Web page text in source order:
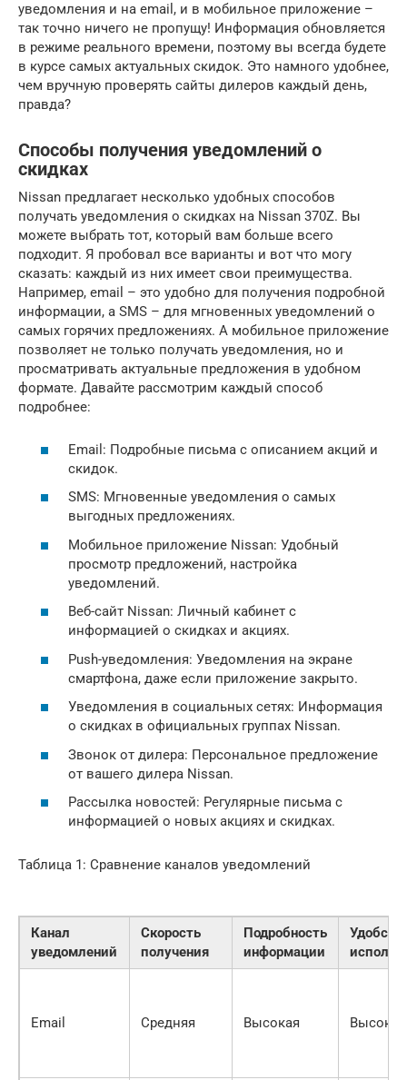
уведомления и на email, и в мобильное приложение –
так точно ничего не пропущу! Информация обновляется
в режиме реального времени, поэтому вы всегда будете
в курсе самых актуальных скидок. Это намного удобнее,
чем вручную проверять сайты дилеров каждый день,
правда?
Способы получения уведомлений о
скидках
Nissan предлагает несколько удобных способов
получать уведомления о скидках на Nissan 370Z. Вы
можете выбрать тот, который вам больше всего
подходит. Я пробовал все варианты и вот что могу
сказать: каждый из них имеет свои преимущества.
Например, email – это удобно для получения подробной
информации, а SMS – для мгновенных уведомлений о
самых горячих предложениях. А мобильное приложение
позволяет не только получать уведомления, но и
просматривать актуальные предложения в удобном
формате. Давайте рассмотрим каждый способ
подробнее:
Email: Подробные письма с описанием акций и
скидок.
SMS: Мгновенные уведомления о самых
выгодных предложениях.
Мобильное приложение Nissan: Удобный
просмотр предложений, настройка
уведомлений.
Веб-сайт Nissan: Личный кабинет с
информацией о скидках и акциях.
Push-уведомления: Уведомления на экране
смартфона, даже если приложение закрыто.
Уведомления в социальных сетях: Информация
о скидках в официальных группах Nissan.
Звонок от дилера: Персональное предложение
от вашего дилера Nissan.
Рассылка новостей: Регулярные письма с
информацией о новых акциях и скидках.
Таблица 1: Сравнение каналов уведомлений
Канал
уведомлений
Скорость
получения
Подробность
информации
Email Средняя Высокая Высокое